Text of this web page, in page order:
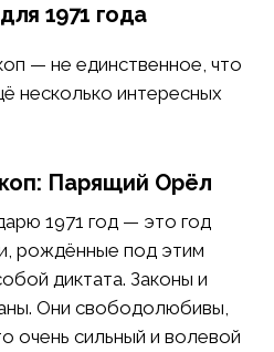
1971 года
— не единственное, что
несколько интересных
Парящий Орёл
1971 год — это год
рождённые под этим
диктата. Законы и
Они свободолюбивы,
очень сильный и волевой